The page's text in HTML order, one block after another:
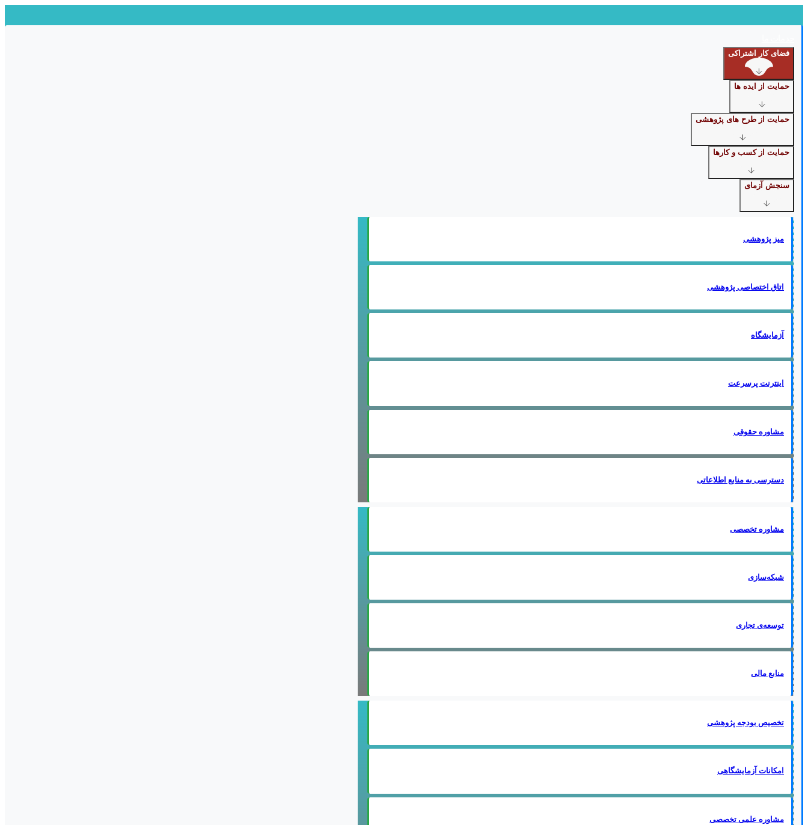
فضای کار اشتراکی
حمایت از ایده ها
حمایت از طرح های پژوهشی
حمایت از کسب و کارها
سنجش آزمای
میز پژوهشی
اتاق اختصاصی پژوهشی
آزمایشگاه
اینترنت پرسرعت
مشاوره حقوقی
دسترسی به منابع اطلاعاتی
مشاوره تخصصی
شبکه‌سازی
توسعه‌ی تجاری
منابع مالی
تخصیص بودجه پژوهشی
امکانات آزمایشگاهی
مشاوره علمی تخصصی